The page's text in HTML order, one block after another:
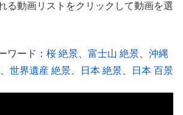
る動画リストをクリックして動画を選
ワード： 桜 絶景 富士山 絶景
沖縄
世界遺産 絶景 日本 絶景 日本 百景